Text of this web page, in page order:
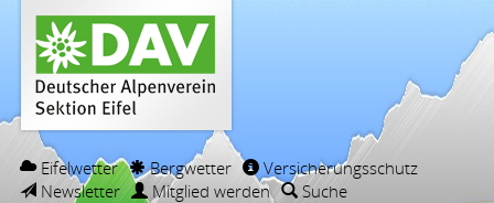
Eifelwetter Bergwetter
Versicherungsschutz
Newsletter
Mitglied werden
Suche